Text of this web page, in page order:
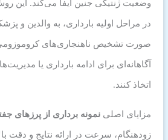
وضعیت ژنتیکی جنین ایفا می‌کند. این
در مراحل اولیه بارداری، به والدین و
صورت تشخیص ناهنجاری‌های
آگاهانه‌ای برای ادامه بارداری یا
اتخاذ کنند.
مزایای اصلینمونه برداری از پرزهای
زودهنگام، سرعت در ارائه نتایج و دقت